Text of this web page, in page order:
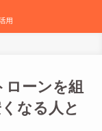
ローンを組
なる人と